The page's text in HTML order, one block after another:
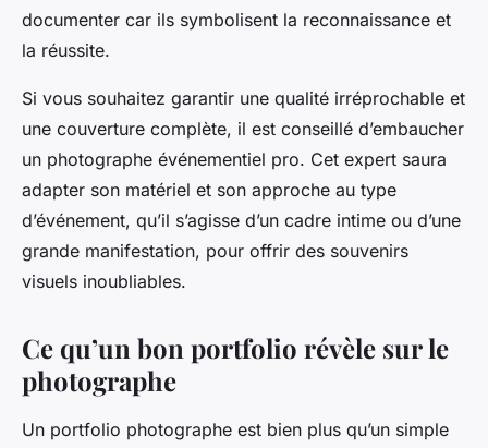
documenter car ils symbolisent la reconnaissance et
la réussite.
Si vous souhaitez garantir une qualité irréprochable et
une couverture complète, il est conseillé d’embaucher
un photographe événementiel pro. Cet expert saura
adapter son matériel et son approche au type
d’événement, qu’il s’agisse d’un cadre intime ou d’une
grande manifestation, pour offrir des souvenirs
visuels inoubliables.
Ce qu’un bon portfolio révèle sur le
photographe
Un portfolio photographe est bien plus qu’un simple